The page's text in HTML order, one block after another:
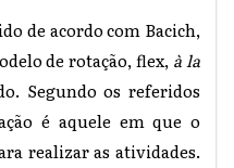
de acordo com Bacich,
de rotação, flex, à la
Segundo os referidos
é aquele em que o
realizar as atividades.